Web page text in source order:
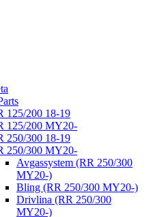
125/200 18-19
125/200 MY20-
250/300 18-19
250/300 MY20-
Avgassystem (RR 250/300
MY20-)
Bling (RR 250/300 MY20-)
Drivlina (RR 250/300
MY20-)